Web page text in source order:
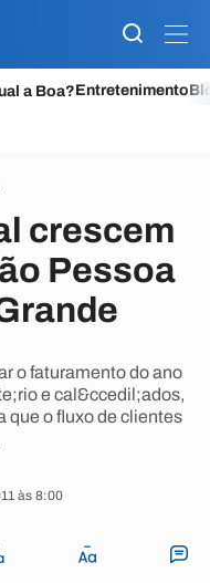
a Boa?Entretenimento
crescem
Pessoa
o faturamento do ano
e cal&ccedil;ados,
que o fluxo de clientes
às 8:00